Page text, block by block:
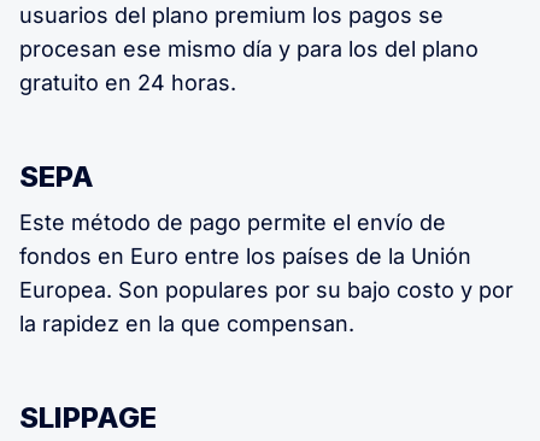
usuarios del plano premium los pagos se
procesan ese mismo día y para los del plano
gratuito en 24 horas.
SEPA
Este método de pago permite el envío de
fondos en Euro entre los países de la Unión
Europea. Son populares por su bajo costo y por
la rapidez en la que compensan.
SLIPPAGE